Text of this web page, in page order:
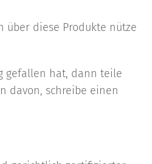
über diese Produkte nütze
gefallen hat, dann teile
davon, schreibe einen